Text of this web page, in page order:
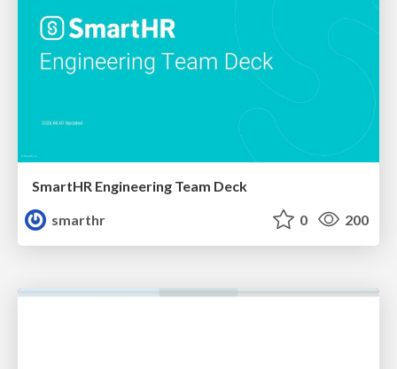
SmartHR Engineering Team Deck
smarthr
0 200